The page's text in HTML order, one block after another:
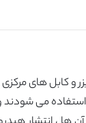
و کابل های
می